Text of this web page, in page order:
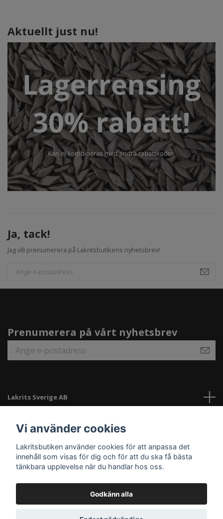
Aktuellt just nu!
Ja, tack!
Jag vill prenumerera på Lakritsbutikens nyhetsbrev!
Prenumerera på vårt nyhetsbrev
Lakrits Sverige AB
Länkar
Sociala medier
© 2026 Lakritsbutiken
Vi använder cookies
Lakritsbutiken använder cookies för att anpassa det
innehåll som visas för dig och för att du ska få bästa
tänkbara upplevelse när du handlar hos oss.
Godkänn alla